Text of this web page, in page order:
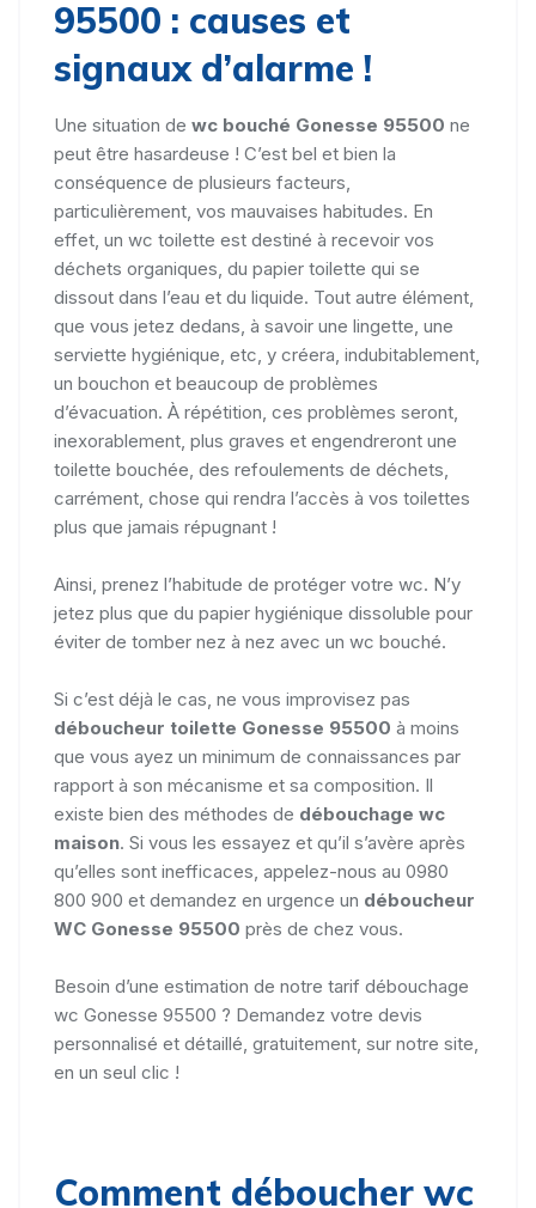
95500 : causes et
signaux d’alarme !
Une situation de wc bouché Gonesse 95500 ne
peut être hasardeuse ! C’est bel et bien la
conséquence de plusieurs facteurs,
particulièrement, vos mauvaises habitudes. En
effet, un wc toilette est destiné à recevoir vos
déchets organiques, du papier toilette qui se
dissout dans l’eau et du liquide. Tout autre élément,
que vous jetez dedans, à savoir une lingette, une
serviette hygiénique, etc, y créera, indubitablement,
un bouchon et beaucoup de problèmes
d’évacuation. À répétition, ces problèmes seront,
inexorablement, plus graves et engendreront une
toilette bouchée, des refoulements de déchets,
carrément, chose qui rendra l’accès à vos toilettes
plus que jamais répugnant !
Ainsi, prenez l’habitude de protéger votre wc. N’y
jetez plus que du papier hygiénique dissoluble pour
éviter de tomber nez à nez avec un wc bouché.
Si c’est déjà le cas, ne vous improvisez pas
déboucheur toilette Gonesse 95500 à moins
que vous ayez un minimum de connaissances par
rapport à son mécanisme et sa composition. Il
existe bien des méthodes de débouchage wc
maison. Si vous les essayez et qu’il s’avère après
qu’elles sont inefficaces, appelez-nous au 0980
800 900 et demandez en urgence un déboucheur
WC Gonesse 95500 près de chez vous.
Besoin d’une estimation de notre tarif débouchage
wc Gonesse 95500 ? Demandez votre devis
personnalisé et détaillé, gratuitement, sur notre site,
en un seul clic !
Comment déboucher wc